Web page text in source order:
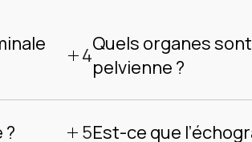
qui
?
4Quels organes
pelvienne ?
L’échographie abdomino-
situés dans la cavité
5Est-ce que